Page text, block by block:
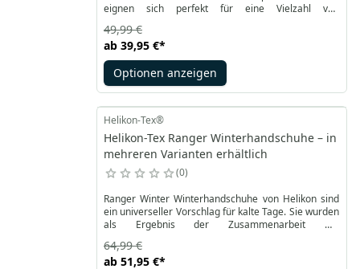
eignen sich perfekt für eine Vielzahl von
haltbarem Rindsleder.
ab 39,95 €*
49,99 €
Optionen anzeigen
Helikon-Tex®
Helikon-Tex Ranger Winterhandschuhe – in
mehreren Varianten erhältlich
0
Ranger Winter Winterhandschuhe von Helikon sind
ein universeller Vorschlag für kalte Tage. Sie wurden
als Ergebnis der Zusammenarbeit mit
haltbarem Rindsleder. Innen mit Polyesterfüllung
isoliert. Sie bieten festen Halt, verhindern ein
ab 51,95 €*
64,99 €